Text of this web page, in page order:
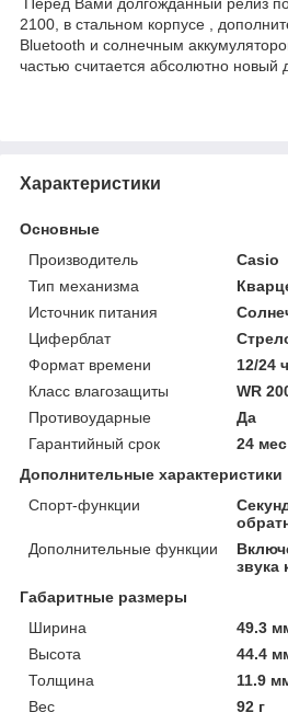
2100, в стальном корпусе ,
Bluetooth и солнечным
частью считается абсолютно новый
Характеристики
Основные
Производитель
Casio
Тип механизма
Источник питания
Циферблат
Формат времени
12/24
Класс влагозащиты
WR
Противоударные
Да
Гарантийный срок
24 мес
Дополнительные характеристики
Спорт-функции
Дополнительные функции
звука
Габаритные размеры
Ширина
49.3
Высота
44.4
Толщина
11.9
Вес
92 г